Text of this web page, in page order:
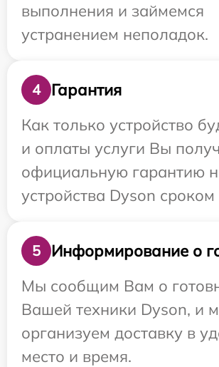
выполнения и займемся
устранением неполадок.
4
Гарантия
Как только устройство
и оплаты услуги Вы
официальную гарантию
устройства Dyson сроком
5
Информирование о
Мы сообщим Вам о
Вашей техники Dyson, и
организуем доставку в
место и время.